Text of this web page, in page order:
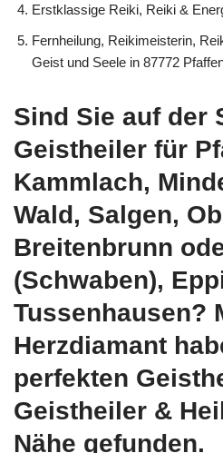
Erstklassige Reiki, Reiki &
Fernheilung, Reikimeisterin,
Geist und Seele in 87772
Sind Sie auf der
Geistheiler für
Kammlach,
Wald, Salgen,
Breitenbrunn
(Schwaben),
Tussenhausen?
Herzdiamant
perfekten
Geistheiler &
Nähe gefunden.